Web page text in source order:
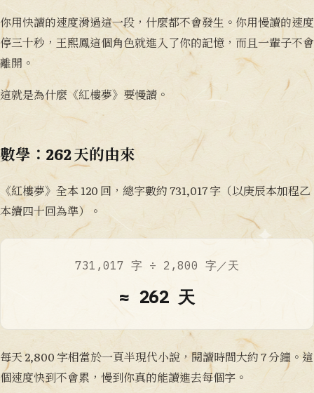
你用快讀的速度滑過這一段，什麼都不會發生。你用慢讀的速度
停三十秒，王熙鳳這個角色就進入了你的記憶，而且一輩子不會
離開。
這就是為什麼《紅樓夢》要慢讀。
數學：262 天的由來
《紅樓夢》全本 120 回，總字數約 731,017 字（以庚辰本加程乙
本續四十回為準）。
731,017 字 ÷ 2,800 字／天
≈ 262 天
每天 2,800 字相當於一頁半現代小說，閱讀時間大約 7 分鐘。這
個速度快到不會累，慢到你真的能讀進去每個字。